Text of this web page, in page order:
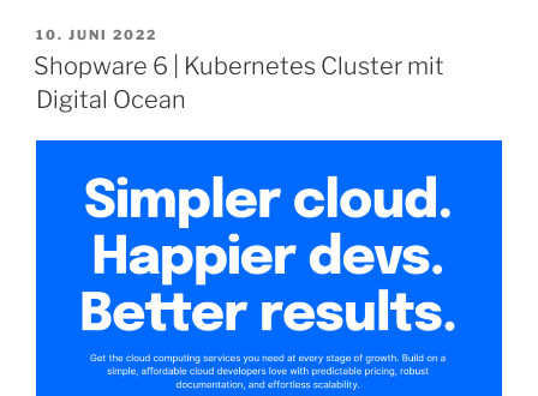
K8s
Cluster
Part
|
Managed
Datenbanken
Redis“
VERÖFFENTLICHT
AM
10. JUNI 2022
Shopware 6 | Kubernetes Cluster mit
Digital Ocean